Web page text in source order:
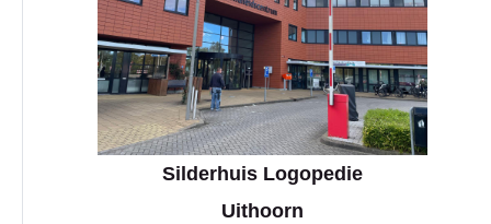
Silderhuis Logopedie
Uithoorn